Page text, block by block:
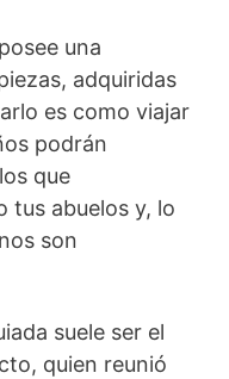
una
adquiridas
es como viajar
podrán
que
tus abuelos y, lo
son
suele ser el
quien reunió